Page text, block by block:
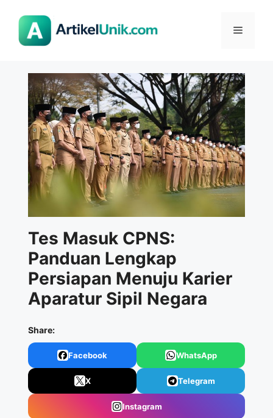
Menu
Tes Masuk CPNS:
Panduan Lengkap
Persiapan Menuju Karier
Aparatur Sipil Negara
Share:
Facebook WhatsApp
X Telegram
Instagram